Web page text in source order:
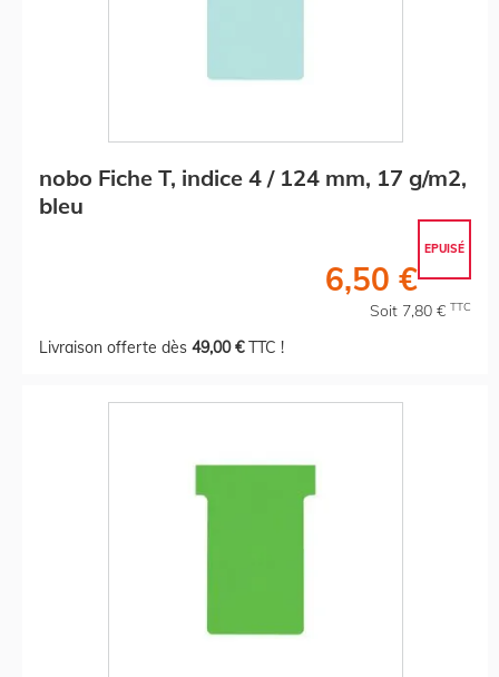
nobo Fiche T, indice 4 / 124 mm, 17 g/m2,
bleu
EPUISÉ
6,50 €
Soit 7,80 € TTC
Livraison offerte dès 49,00 €TTC !